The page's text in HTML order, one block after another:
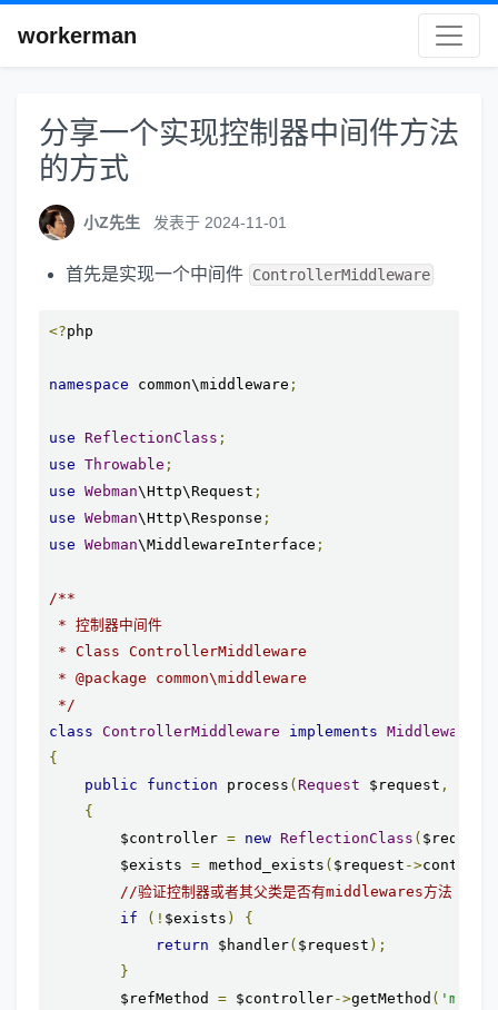
workerman
分享一个实现控制器中间件方法
的方式
小Z先生 发表于 2024-11-01
首先是实现一个中间件 ControllerMiddleware
<?php
namespace common\middleware ;
use ReflectionClass ;
use Throwable ;
use Webman\Http\Request ;
use Webman\Http\Response ;
use Webman\MiddlewareInterface ;
/**
* 控制器中间件
* Class ControllerMiddleware
* @package common\middleware
*/
class ControllerMiddleware implements
{
public
function process ( Request $request ,
{
        $controller
= new ReflectionClass ( $request
        $exists
= method_exists ( $request ->
//验证控制器或者其父类是否有middlewares方法
if
(! $exists )
{
return $handler( $request );
}
        $refMethod
= $controller->getMethod (